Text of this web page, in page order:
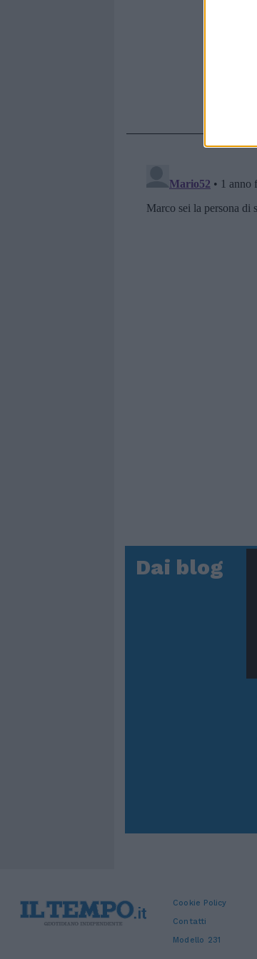
Dai blog
Cookie Policy
Contatti
Modello 231